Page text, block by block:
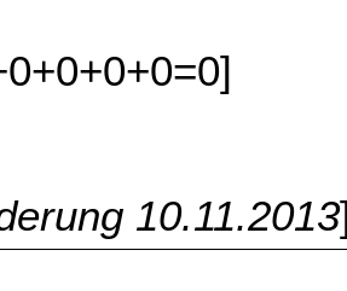
10.11.2013